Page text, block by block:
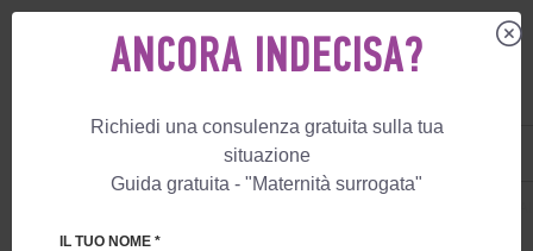
ANCORA INDECISA?
Richiedi una consulenza gratuita sulla tua
situazione
Guida gratuita - "Maternità surrogata"
IL TUO NOME *